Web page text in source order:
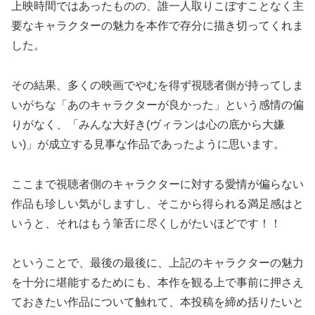
上映時間ではあったものの、誰一人取りこぼすことなく主
要なキャラクターの魅力を本作で存分に描き切ってくれま
した。
その結果、多くの映画でやむを得ず視聴者側が持ってしま
いがちな「あのキャラクターが良かった」という感情の偏
りがなく、「みんな大好き(ヴィランは心の底から大嫌
い)」が成立する見事な作品であったように思います。
ここまで視聴者側のキャラクターに対する愛情が偏らない
作品も珍しい気がしますし、そこから得られる満足感はと
いうと、それはもう筆舌に尽くしがたいほどです！！
ということで、最後の最後に、上記のキャラクターの魅力
を十分に堪能するためにも、本作を観る上で事前に押さえ
ておきたい作品について触れて、本投稿を締め括りたいと